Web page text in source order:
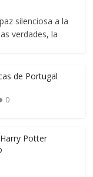
silenciosa a la
verdades, la
de Portugal
0
Potter